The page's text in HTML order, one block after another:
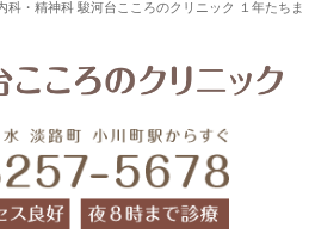
・精神科 駿河台こころのクリニック １年たちま